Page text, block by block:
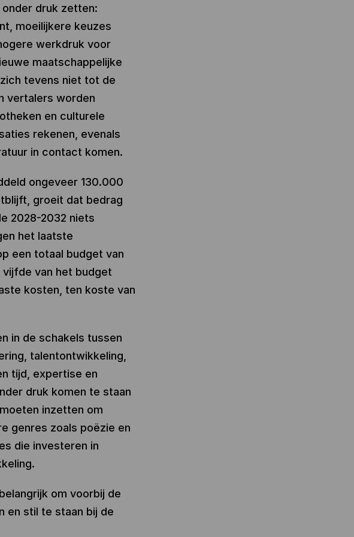
druk zetten:
moeilijkere keuzes
werkdruk voor
maatschappelijke
tevens niet tot de
vertalers worden
en culturele
rekenen, evenals
in contact komen.
ongeveer 130.000
groeit dat bedrag
2028-2032 niets
het laatste
een totaal budget van
vijfde van het budget
kosten, ten koste van
in de schakels tussen
talentontwikkeling,
tijd, expertise en
druk komen te staan
inzetten om
genres zoals poëzie en
die investeren in
om voorbij de
en stil te staan bij de